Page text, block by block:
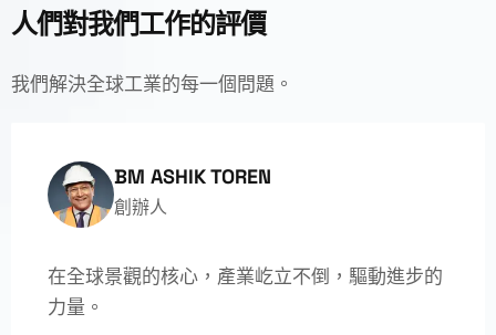
人們對我們工作的評價
我們解決全球工業的每一個問題。
在全球景觀的核心，產業屹立不倒，驅動進步的
力量。
BM ASHIK TOREN
創辦人